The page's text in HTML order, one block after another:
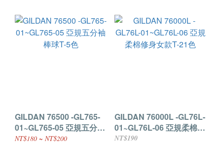
GILDAN 76500 -GL765-
01~GL765-05 亞規五分袖
棒球T-5色
NT$180 ~ NT$200
GILDAN 76000L -GL76L-
01~GL76L-06 亞規柔棉修
身女款T-21色
NT$190